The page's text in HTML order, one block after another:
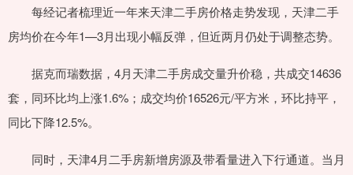
每经记者梳理近一年来天津二手房价格走势发现，天津二手
房均价在今年1—3月出现小幅反弹，但近两月仍处于调整态势。
据克而瑞数据，4月天津二手房成交量升价稳，共成交14636
套，同环比均上涨1.6%；成交均价16526元/平方米，环比持平，
同比下降12.5%。
同时，天津4月二手房新增房源及带看量进入下行通道。当月